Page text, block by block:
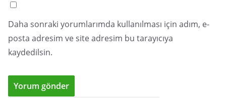
Daha sonraki yorumlarımda kullanılması için adım, e-
posta adresim ve site adresim bu tarayıcıya
kaydedilsin.